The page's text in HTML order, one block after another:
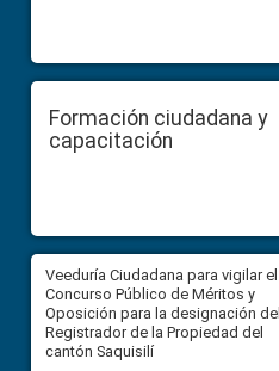
Formación ciudadana y
capacitación
Veeduría Ciudadana para vigilar el
Concurso Público de Méritos y
Oposición para la designación del
Registrador de la Propiedad del
cantón Saquisilí